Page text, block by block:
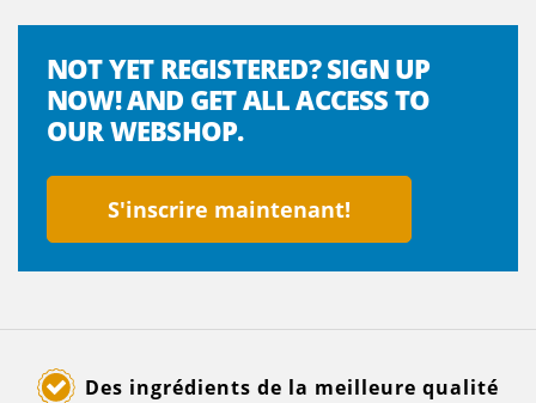
NOT YET REGISTERED? SIGN UP
NOW! AND GET ALL ACCESS TO
OUR WEBSHOP.
S'inscrire maintenant!
Des ingrédients de la meilleure qualité